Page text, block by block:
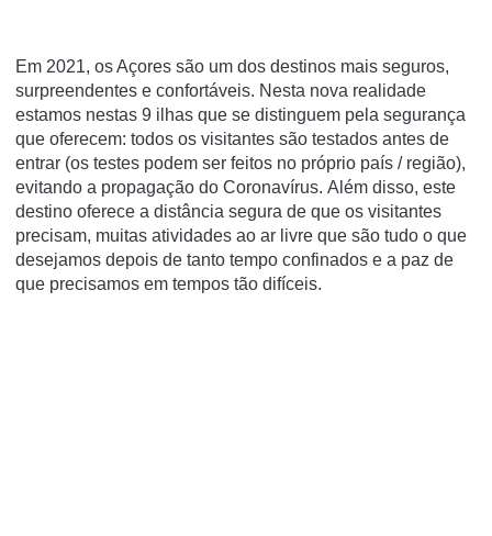
Em 2021, os Açores são um dos destinos mais seguros,
surpreendentes e confortáveis. Nesta nova realidade
estamos nestas 9 ilhas que se distinguem pela segurança
que oferecem: todos os visitantes são testados antes de
entrar (os testes podem ser feitos no próprio país / região),
evitando a propagação do Coronavírus. Além disso, este
destino oferece a distância segura de que os visitantes
precisam, muitas atividades ao ar livre que são tudo o que
desejamos depois de tanto tempo confinados e a paz de
que precisamos em tempos tão difíceis.